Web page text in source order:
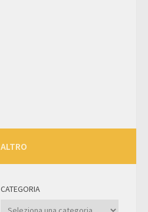
ALTRO
CATEGORIA
Categoria